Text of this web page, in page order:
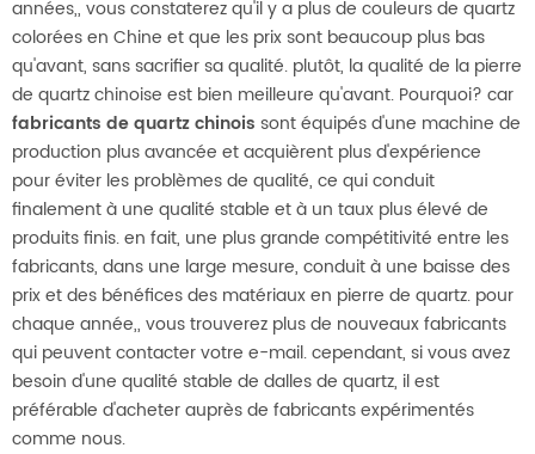
années,, vous constaterez qu'il y a plus de couleurs de quartz
colorées en Chine et que les prix sont beaucoup plus bas
qu'avant, sans sacrifier sa qualité. plutôt, la qualité de la pierre
de quartz chinoise est bien meilleure qu'avant. Pourquoi? car
fabricants de quartz chinois sont équipés d'une machine de
production plus avancée et acquièrent plus d'expérience
pour éviter les problèmes de qualité, ce qui conduit
finalement à une qualité stable et à un taux plus élevé de
produits finis. en fait, une plus grande compétitivité entre les
fabricants, dans une large mesure, conduit à une baisse des
prix et des bénéfices des matériaux en pierre de quartz. pour
chaque année,, vous trouverez plus de nouveaux fabricants
qui peuvent contacter votre e-mail. cependant, si vous avez
besoin d'une qualité stable de dalles de quartz, il est
préférable d'acheter auprès de fabricants expérimentés
comme nous.